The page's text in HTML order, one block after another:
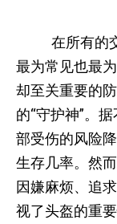
在所有的
最为常见也最
却至关重要的
的“守护神”。
部受伤的风险
生存几率。然
因嫌麻烦、追
视了头盔的重要